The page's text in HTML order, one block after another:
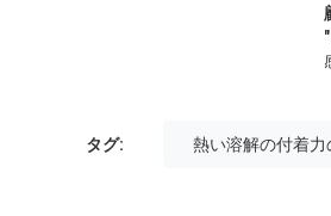
タグ: 熱い溶解の付着力